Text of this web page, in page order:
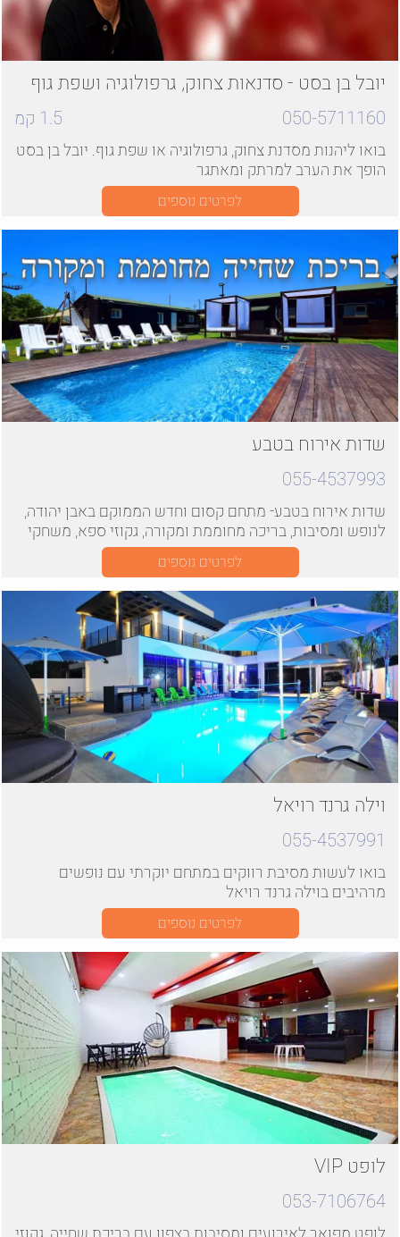
יובל בן בסט - סדנאות צחוק, גרפולוגיה ושפת גוף
050-5711160
1.5 קמ
בואו ליהנות מסדנת צחוק, גרפולוגיה או שפת גוף. יובל בן בסט
הופך את הערב למרתק ומאתגר
לפרטים נוספים
שדות אירוח בטבע
055-4537993
שדות אירוח בטבע- מתחם קסום וחדש הממוקם באבן יהודה,
לנופש ומסיבות, בריכה מחוממת ומקורה, גקוזי ספא, משחקי
לפרטים נוספים
וילה גרנד רויאל
055-4537991
בואו לעשות מסיבת רווקים במתחם יוקרתי עם נופשים
מרהיבים בוילה גרנד רויאל
לפרטים נוספים
לופט VIP
053-7106764